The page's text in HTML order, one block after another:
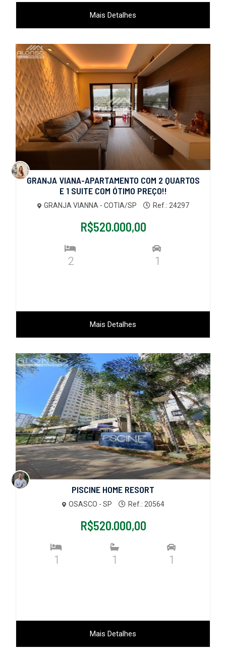
Mais Detalhes
GRANJA VIANA-APARTAMENTO COM 2 QUARTOS
E 1 SUITE COM ÓTIMO PREÇO!!
GRANJA VIANNA - COTIA/SP Ref.: 24297
R$520.000,00
2 1
Mais Detalhes
PISCINE HOME RESORT
OSASCO - SP Ref.: 20564
R$520.000,00
1 1 1
Mais Detalhes